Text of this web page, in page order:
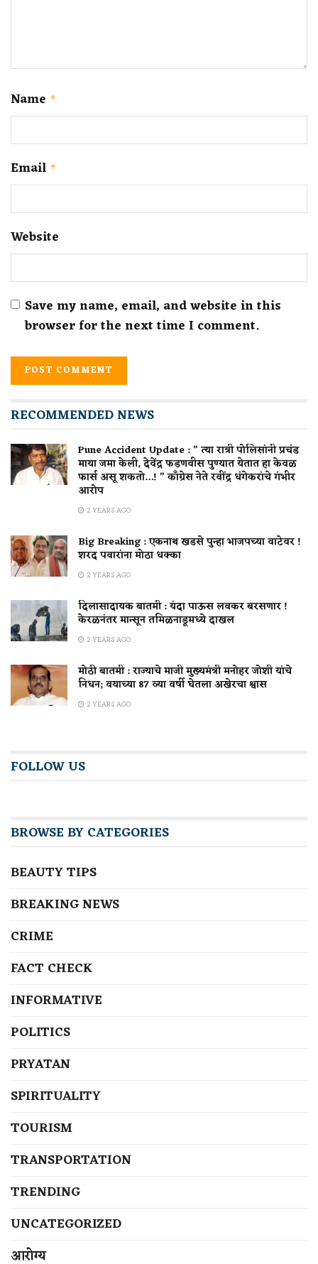
Name *
Email *
Website
Save my name, email, and website in this
browser for the next time I comment.
RECOMMENDED NEWS
Pune Accident Update : ” त्या रात्री पोलिसांनी प्रचंड
माया जमा केली, देवेंद्र फडणवीस पुण्यात येतात हा केवळ
फार्स असू शकतो…! ” काँग्रेस नेते रवींद्र धंगेकरांचे गंभीर
आरोप
2 YEARS AGO
Big Breaking : एकनाथ खडसे पुन्हा भाजपच्या वाटेवर !
शरद पवारांना मोठा धक्का
2 YEARS AGO
दिलासादायक बातमी : यंदा पाऊस लवकर बरसणार !
केरळनंतर मान्सून तमिळनाडूमध्ये दाखल
2 YEARS AGO
मोठी बातमी : राज्याचे माजी मुख्यमंत्री मनोहर जोशी यांचे
निधन; वयाच्या 87 व्या वर्षी घेतला अखेरचा श्वास
2 YEARS AGO
FOLLOW US
BROWSE BY CATEGORIES
BEAUTY TIPS
BREAKING NEWS
CRIME
FACT CHECK
INFORMATIVE
POLITICS
PRYATAN
SPIRITUALITY
TOURISM
TRANSPORTATION
TRENDING
UNCATEGORIZED
आरोग्य